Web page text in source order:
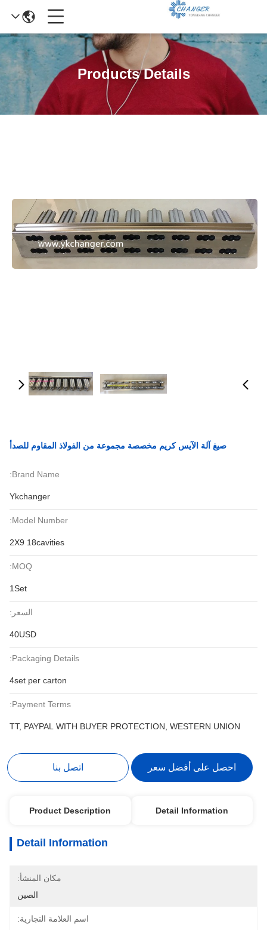
Products Details
صيغ آلة الآيس كريم مخصصة مجموعة من الفولاذ المقاوم للصدأ
Brand Name:
Ykchanger
Model Number:
2X9 18cavities
MOQ:
1Set
السعر:
40USD
Packaging Details:
4set per carton
Payment Terms:
TT, PAYPAL WITH BUYER PROTECTION, WESTERN UNION
احصل على أفضل سعر اتصل بنا
Detail Information
Product Description
Detail Information
مكان المنشأ:
الصين
اسم العلامة التجارية: